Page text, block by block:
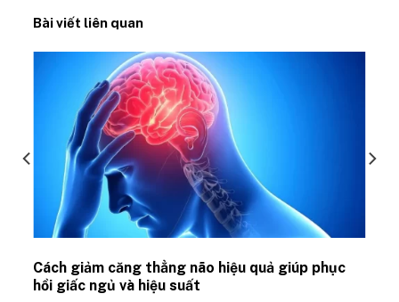
Bài viết liên quan
Cách giảm căng thẳng não hiệu quả giúp phục
hồi giấc ngủ và hiệu suất